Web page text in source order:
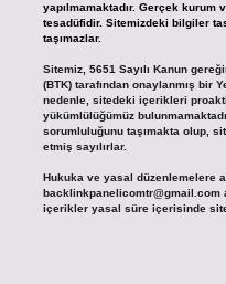
yapılmamaktadır. Gerçek
tesadüfidir. Sitemizdeki bilgiler
taşımazlar.
Sitemiz, 5651 Sayılı Kanun
(BTK) tarafından onaylanmış bir
nedenle, sitedeki içerikleri
yükümlülüğümüz
sorumluluğunu taşımakta olup,
etmiş sayılırlar.
Hukuka ve yasal düzenlemelere
backlinkpanelicomtr@gmail.com
içerikler yasal süre içerisinde